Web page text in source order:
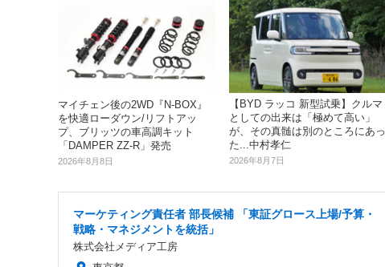
マイチェン後の2WD『N-BOX』
を快適ローダウン/リフトアッ
プ、ブリッツの車高調キット
「DAMPER ZZ-R」発売
2026年8月8日
【BYD ラッコ 新型試乗】クルマ
としての出来は「極めて高い」
が、その真髄は別のところにあっ
た...中村孝仁
2026年8月7日
マーケティング責任者 部長候補 「東証グロース上場/予算・
戦略・マネジメントを統括」
株式会社メディア工房